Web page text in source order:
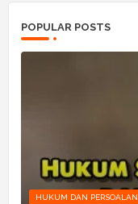
POPULAR POSTS
HUKUM DAN PERSOALAN